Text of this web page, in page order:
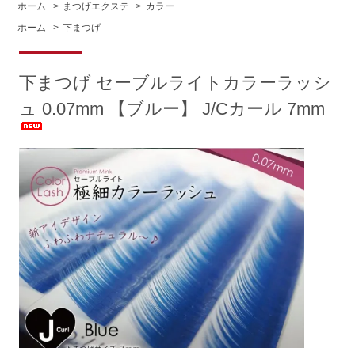
ホーム > まつげエクステ > カラー
ホーム
> 下まつげ
下まつげ セーブルライトカラーラッシ
ュ 0.07mm 【ブルー】 J/Cカール 7mm